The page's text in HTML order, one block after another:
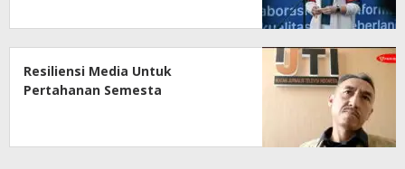
Resiliensi Media Untuk
Pertahanan Semesta